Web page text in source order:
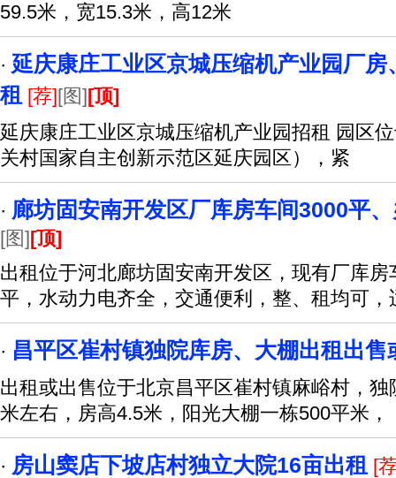
59.5米，宽15.3米，高12米
· 延庆康庄工业区京城压缩机产业园厂
租 [荐][图][顶]
延庆康庄工业区京城压缩机产业园招租 园区
关村国家自主创新示范区延庆园区），紧
· 廊坊固安南开发区厂库房车间3000平
[图][顶]
出租位于河北廊坊固安南开发区，现有厂库
平，水动力电齐全，交通便利，整、租均可，
· 昌平区崔村镇独院库房、大棚出租出售
出租或出售位于北京昌平区崔村镇麻峪村，
米左右，房高4.5米，阳光大棚一栋500平米，
· 房山窦店下坡店村独立大院16亩出租 [